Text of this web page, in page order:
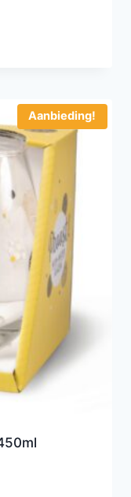
Aanbieding!